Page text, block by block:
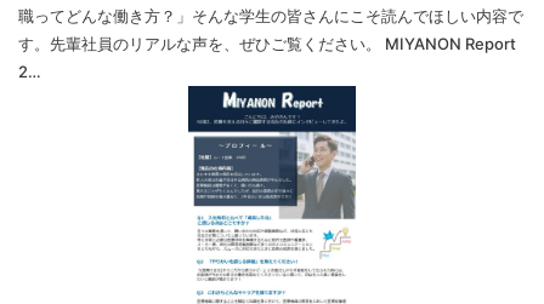
職ってどんな働き方？」そんな学生の皆さんにこそ読んでほしい内容で
す。先輩社員のリアルな声を、ぜひご覧ください。 MIYANON Report
2…